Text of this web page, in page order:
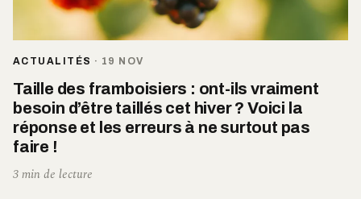
ACTUALITÉS · 19 NOV
Taille des framboisiers : ont-ils vraiment
besoin d’être taillés cet hiver ? Voici la
réponse et les erreurs à ne surtout pas
faire !
3 min de lecture